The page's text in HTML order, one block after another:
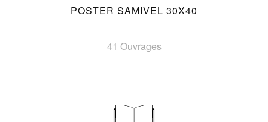
POSTER SAMIVEL 30X40
41 Ouvrages